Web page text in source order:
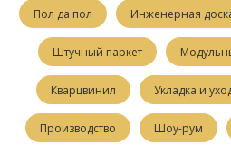
Пол да пол Инженерная
Штучный паркет
Кварцвинил Укладка и
Производство Шоу-рум